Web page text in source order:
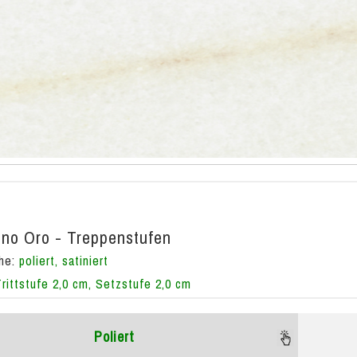
Oro - Treppenstufen
poliert, satiniert
2,0 cm, Setzstufe 2,0 cm
Poliert